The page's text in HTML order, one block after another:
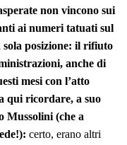
non vincono sui
ai numeri tatuati sul
sola posizione: il rifiuto
anche di
mesi con l’atto
qui ricordare, a suo
Mussolini (che a
certo, erano altri